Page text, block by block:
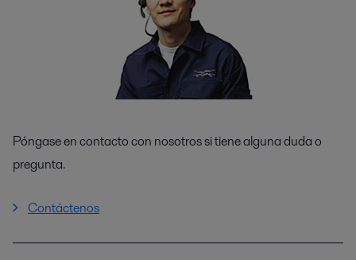
Póngase en contacto con nosotros si tiene alguna duda o
pregunta.
Contáctenos